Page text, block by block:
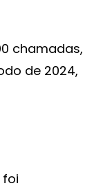
chamadas,
de 2024,
foi